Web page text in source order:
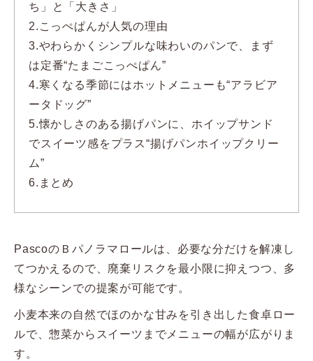
ち」と「大きさ」
2. こっぺぱんが人気の理由
3.やわらかくシンプルな味わいのパンで、まず
は定番“たまごこっぺぱん”
4.寒くなる季節にはホットメニューも“アラビア
ータドッグ”
5.懐かしさのある揚げパンに、ホイップサンド
でスイーツ感をプラス“揚げパンホイップクリー
ム”
6. まとめ
PascoのＢパノラマロールは、必要な分だけを解凍し
てつかえるので、廃棄リスクを最小限に抑えつつ、多
様なシーンでの提案が可能です。
小麦本来の自然でほのかな甘みを引き出した食卓ロー
ルで、惣菜からスイーツまでメニューの幅が広がりま
す。